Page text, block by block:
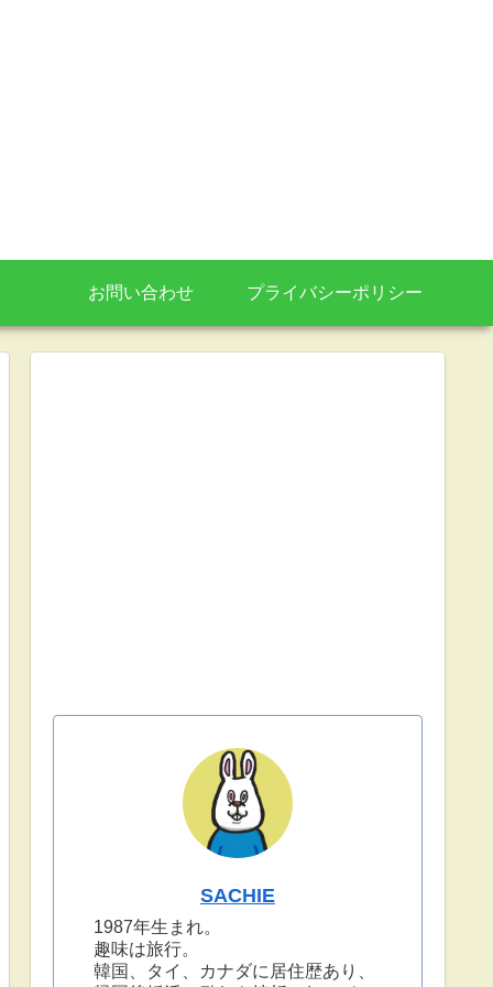
お問い合わせ プライバシーポリシー
SACHIE
1987年生まれ。
趣味は旅行。
韓国、タイ、カナダに居住歴あり、